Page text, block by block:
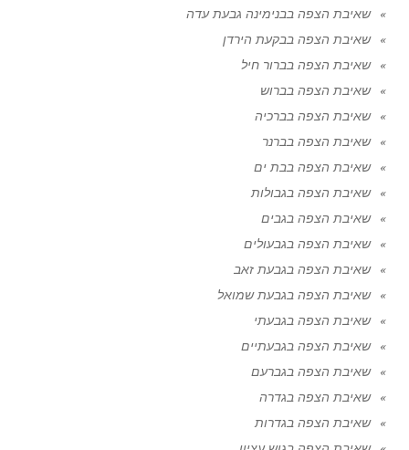
שאיבת הצפה בבנימינה גבעת עדה
שאיבת הצפה בבקעת הירדן
שאיבת הצפה בברור חיל
שאיבת הצפה בברוש
שאיבת הצפה בברכיה
שאיבת הצפה בברנר
שאיבת הצפה בבת ים
שאיבת הצפה בגבולות
שאיבת הצפה בגבים
שאיבת הצפה בגבעולים
שאיבת הצפה בגבעת זאב
שאיבת הצפה בגבעת שמואל
שאיבת הצפה בגבעתי
שאיבת הצפה בגבעתיים
שאיבת הצפה בגברעם
שאיבת הצפה בגדרה
שאיבת הצפה בגדרות